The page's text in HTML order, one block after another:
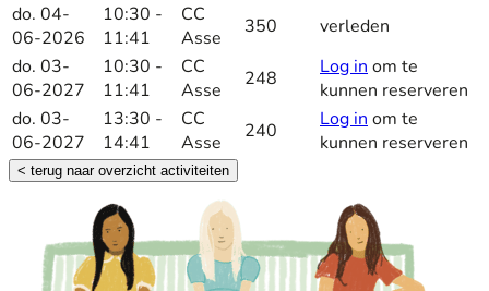
do. 04-
06-2026
10:30 -
11:41
CC
Asse
350
verleden
do. 03-
06-2027
10:30 -
11:41
CC
Asse
248 Log in om te
kunnen reserveren
do. 03-
06-2027
13:30 -
14:41
CC
Asse
240 Log in om te
kunnen reserveren
< terug naar overzicht activiteiten